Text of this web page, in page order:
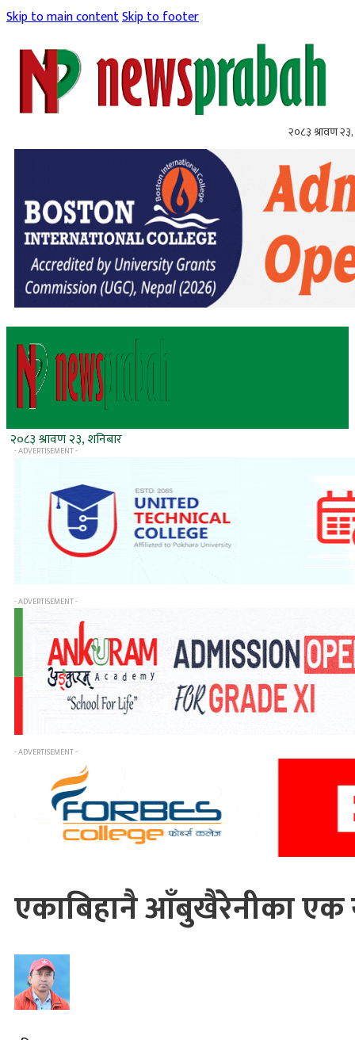
Skip to main contentSkip to footer
२०८३ श्रावण २३,
२०८३ श्रावण २३, शनिबार
- ADVERTISEMENT -
- ADVERTISEMENT -
- ADVERTISEMENT -
एकाबिहानै आँबुखैरेनीका एक